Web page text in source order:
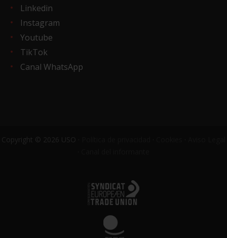
Linkedin
Instagram
Youtube
TikTok
Canal WhatsApp
Copyright © 2026 USO ·